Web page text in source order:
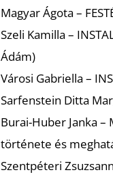
Magyar Ágota –
Szeli Kamilla –
Ádám)
Városi Gabriella –
Sarfenstein Ditta
Burai-Huber Janka –
története és
Szentpéteri